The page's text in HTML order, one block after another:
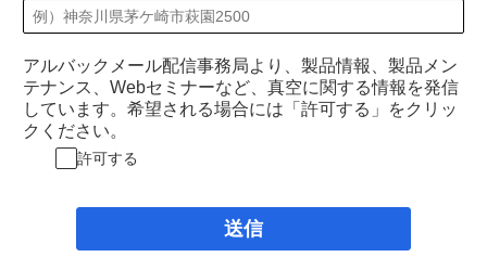
アルバックメール配信事務局より、製品情報、製品メン
テナンス、Webセミナーなど、真空に関する情報を発信
しています。希望される場合には「許可する」をクリッ
クください。
許可する
送信